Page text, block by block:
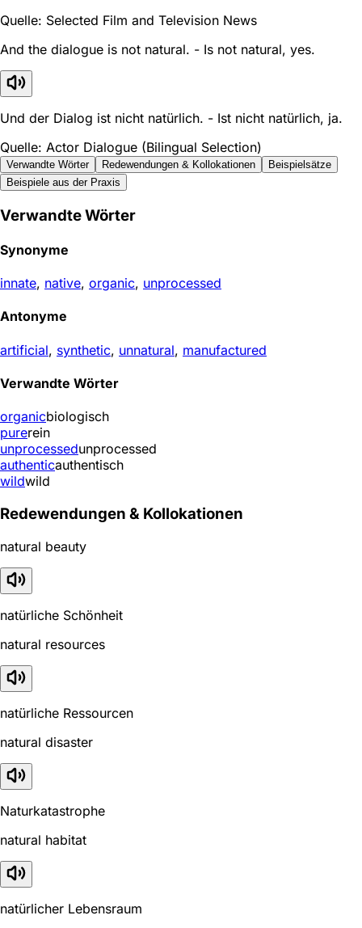
Quelle: Selected Film and Television News
And the dialogue is not natural. - Is not natural, yes.
Und der Dialog ist nicht natürlich. - Ist nicht natürlich, ja.
Quelle: Actor Dialogue (Bilingual Selection)
Verwandte Wörter Redewendungen & Kollokationen
Beispielsätze
Beispiele aus der Praxis
Verwandte Wörter
Synonyme
innate, native, organic, unprocessed
Antonyme
artificial, synthetic, unnatural, manufactured
Verwandte Wörter
organicbiologisch
purerein
unprocessedunprocessed
authenticauthentisch
wildwild
Redewendungen & Kollokationen
natural beauty
natürliche Schönheit
natural resources
natürliche Ressourcen
natural disaster
Naturkatastrophe
natural habitat
natürlicher Lebensraum